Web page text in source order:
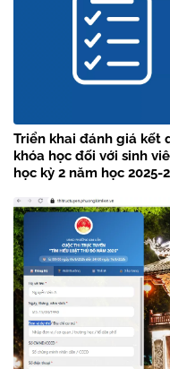
Triển khai đánh giá kết
khóa học đối với sinh
học kỳ 2 năm học 2025-